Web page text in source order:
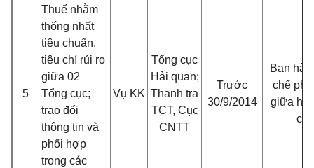
5
Thuế nhằm
thống nhất
tiêu chuẩn,
tiêu chí rủi ro
giữa 02
Tổng cục;
trao đổi
thông tin và
phối hợp
trong các
Vụ KK
Tổng cục
Hải quan;
Thanh tra
TCT, Cục
CNTT
Trước
30/9/2014
Ban
chế
giữa hai
cục